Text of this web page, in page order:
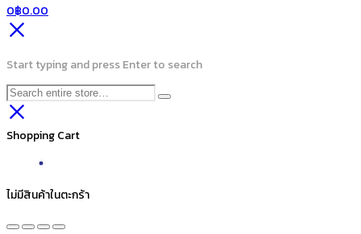
0฿0.00
Start typing and press Enter to search
Shopping Cart
ไม่มีสินค้าในตะกร้า